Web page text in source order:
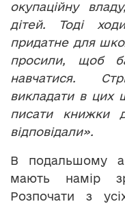
окупаційну
дітей. Тоді
придатне для
просили, щоб
навчатися.
викладати в цих
писати книжки
відповідали».
В подальшому
мають намір
Розпочати з